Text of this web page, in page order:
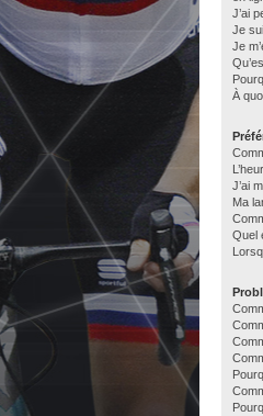
J’ai
Je
Je
À
J’ai
Ma
Quel